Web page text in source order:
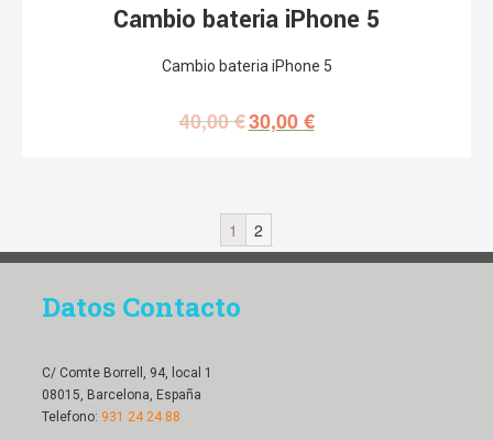
Cambio bateria iPhone 5
Cambio bateria iPhone 5
40,00€30,00€
1 2
Datos Contacto
C/ Comte Borrell, 94, local 1
08015, Barcelona, España
Telefono: 931 24 24 88